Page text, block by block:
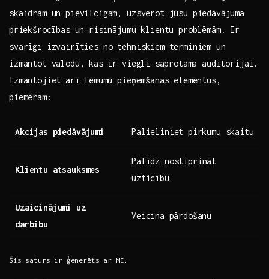
skaidram un pievilcīgam, uzsverot jūsu piedāvājuma
⁤priekšrocības un ​risinājumu klientu problēmām.​ Ir
svarīgi izvairīties​ no tehniskiem terminiem‍ un
‌izmantot valodu, ⁣kas ir viegli⁢ saprotama auditorijai.
Izmantojiet ⁤arī lēmumu pieņemšanas elementus,
piemēram:
Akcijas piedāvājumi Palieliniet ⁤pirkumu skaitu
Klientu atsauksmes
Palīdz ‍nostiprināt⁢
uzticību
Uzaicinājumi uz
darbību
Veicina ⁤pārdošanu
Šis saturs ir‍ ģenerēts ar MI.